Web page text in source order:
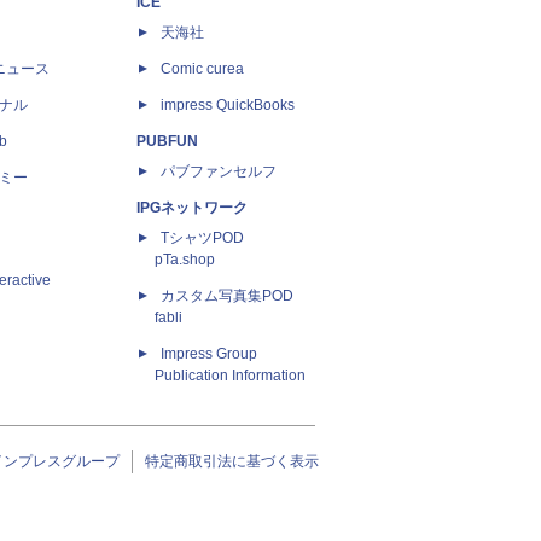
ュース
ル
ー
天海社
Comic curea
impress QuickBooks
PUBFUN
パブファンセルフ
IPGネットワーク
TシャツPOD
pTa.shop
カスタム写真集POD
fabli
Impress Group
Publication Information
ンプレスグループ 特定商取引法に基づく表示